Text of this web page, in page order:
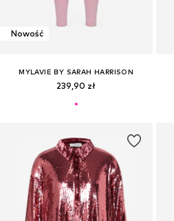
Nowość
MYLAVIE BY SARAH HARRISON
239,90 zł